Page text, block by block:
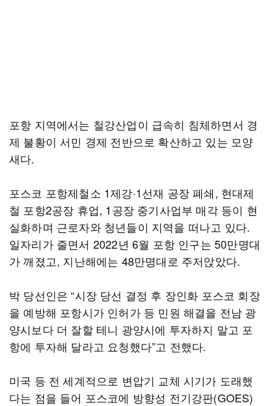
포항 지역에서는 철강산업이 급속히 침체하면서 경
제 불황이 서민 경제 전반으로 확산하고 있는 모양
새다.
포스코 포항제철소 1제강·1선재 공장 폐쇄, 현대제
철 포항2공장 휴업, 1공장 중기사업부 매각 등이 현
실화하며 근로자와 청년들이 지역을 떠나고 있다.
일자리가 줄면서 2022년 6월 포항 인구는 50만명대
가 깨졌고, 지난해에는 48만명대로 주저앉았다.
박 당선인은 “시장 당선 결정 후 장인화 포스코 회장
을 예방해 포항시가 인허가 등 민원 해결을 전남 광
양시보다 더 잘할 테니 광양시에 투자하지 말고 포
항에 투자해 달라고 요청했다”고 전했다.
미국 등 전 세계적으로 변압기 교체 시기가 도래했
다는 점을 들어 포스코에 방향성 전기강판(GOES)